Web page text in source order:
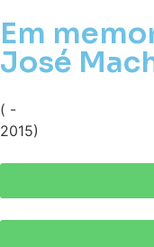
Em
José
( -
2015)